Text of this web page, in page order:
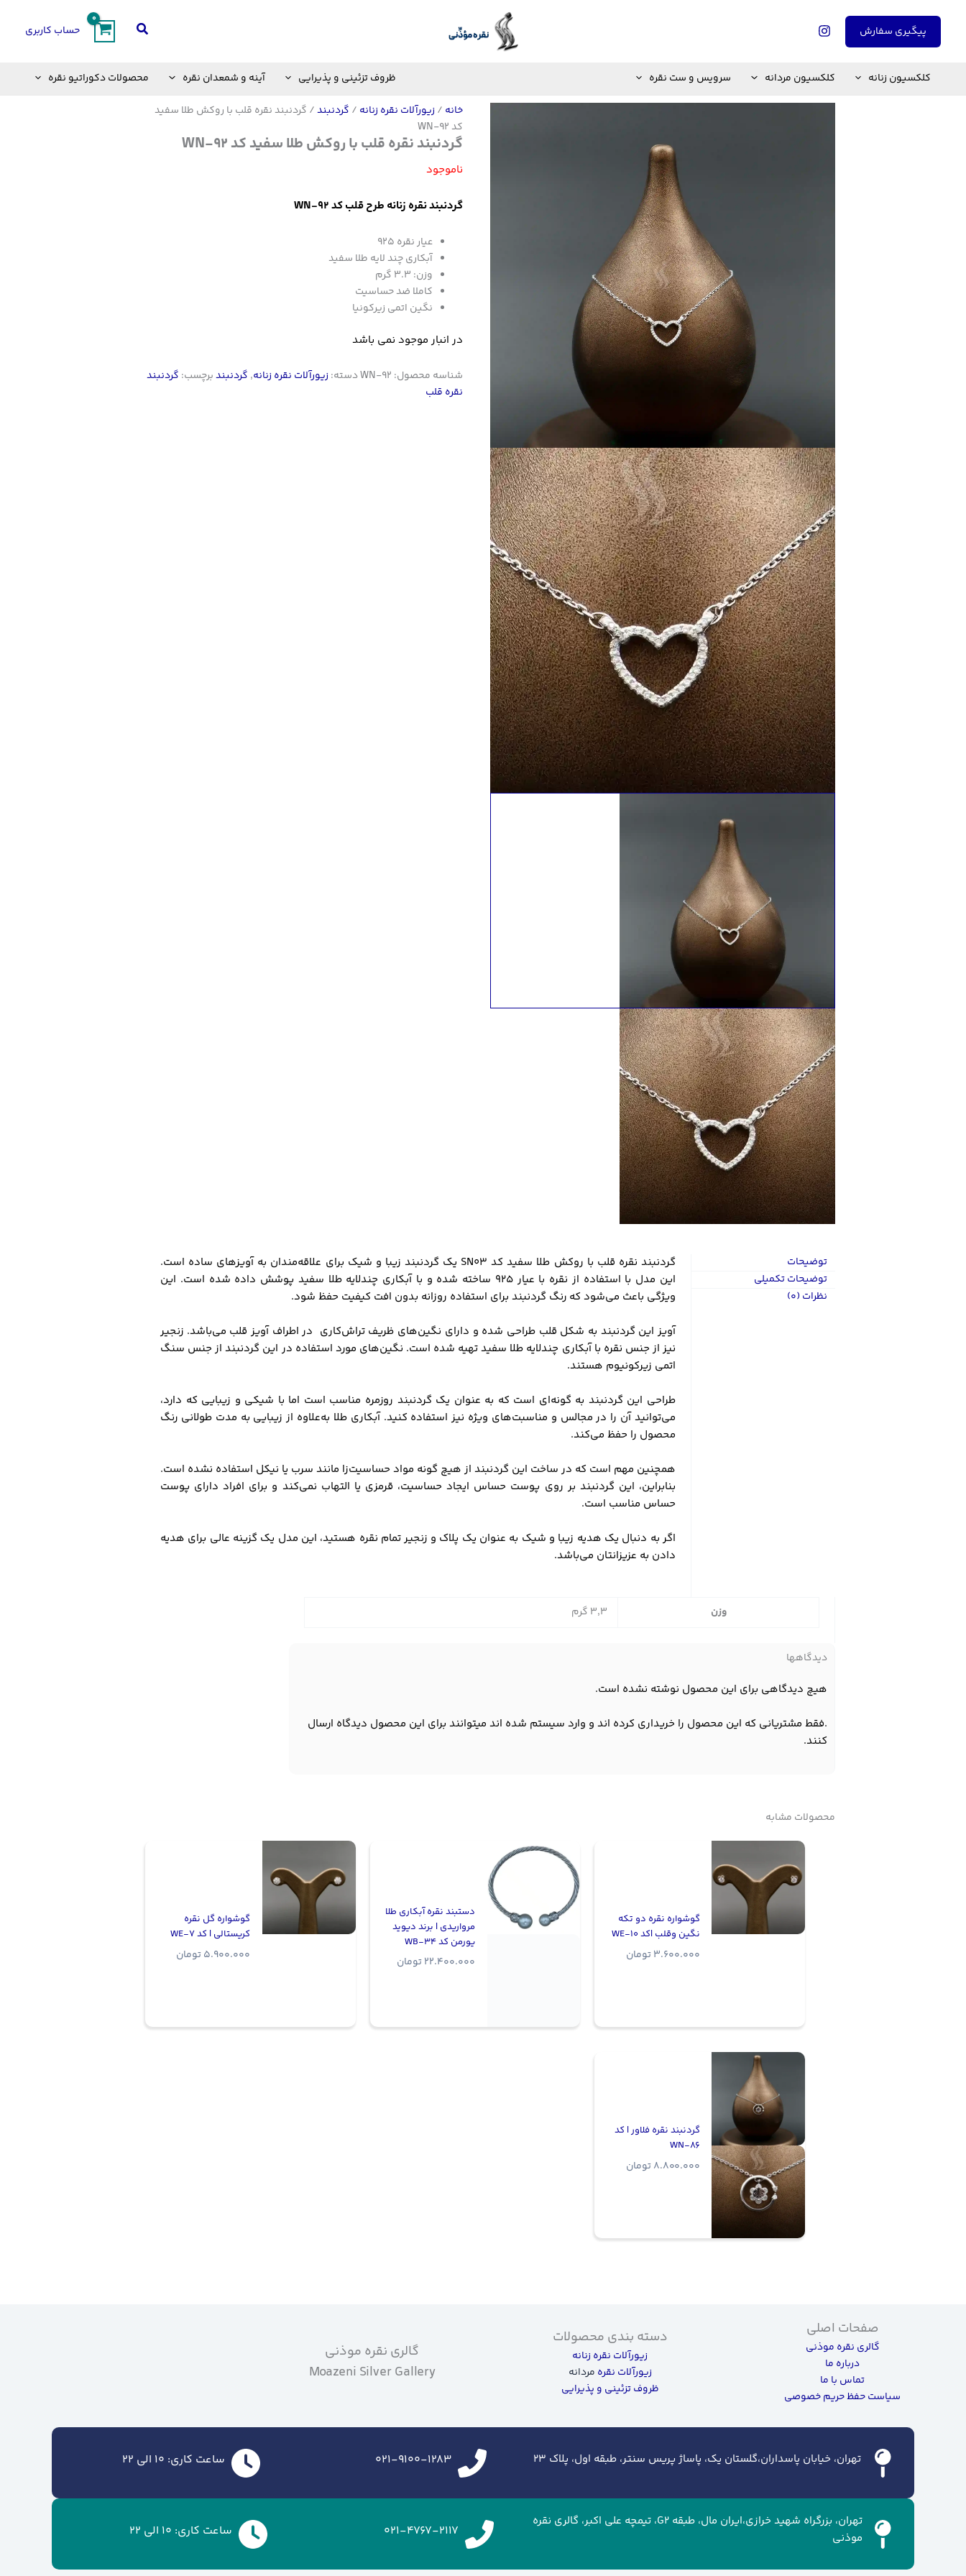
پیگیری سفارش جستجو حساب کاربری
کلکسیون زنانه کلکسیون مردانه سرویس و ست نقره ظروف تزئینی و پذیرایی آینه و شمعدان نقره محصولات دکوراتیو نقره
خانه / زیورآلات نقره زنانه / گردنبند/ گردنبند نقره قلب با روکش طلا سفید
کد WN-92
گردنبند نقره قلب با روکش طلا سفید کد WN-92
ناموجود
گردنبند نقره زنانه طرح قلب کد WN-92
عیار نقره 925
آبکاری چند لایه طلا سفید
وزن: 3.3 گرم
کاملا ضد حساسیت
نگین اتمی زیرکونیا
در انبار موجود نمی باشد
شناسه محصول: WN-92دسته: زیورآلات نقره زنانه, گردنبندبرچسب: گردنبند
نقره قلب
توضیحات
توضیحات تکمیلی
نظرات (0)
گردنبند نقره قلب با روکش طلا سفید کد SN03 یک گردنبند زیبا و شیک برای علاقه‌مندان به آویز‌های ساده است.
این مدل با استفاده از نقره با عیار 925 ساخته شده و با آبکاری چندلایه طلا سفید پوشش داده شده است. این
ویژگی باعث می‌شود که رنگ گردنبند برای استفاده روزانه بدون افت کیفیت حفظ شود.
آویز این گردنبند به شکل قلب طراحی شده و دارای نگین‌های ظریف تراش‌کاری در اطراف آویز قلب می‌باشد. زنجیر
نیز از جنس نقره با آبکاری چندلایه طلا سفید تهیه شده است. نگین‌های مورد استفاده در این گردنبند از جنس سنگ
اتمی زیرکونیوم هستند.
طراحی این گردنبند به گونه‌ای است که به عنوان یک گردنبند روزمره مناسب است اما با شیکی و زیبایی که دارد،
می‌توانید آن را در مجالس و مناسبت‌های ویژه نیز استفاده کنید. آبکاری طلا به‌علاوه از زیبایی به مدت طولانی رنگ
محصول را حفظ می‌کند.
همچنین مهم است که در ساخت این گردنبند از هیچ گونه مواد حساسیت‌زا مانند سرب یا نیکل استفاده نشده است.
بنابراین، این گردنبند بر روی پوست حساس ایجاد حساسیت، قرمزی یا التهاب نمی‌کند و برای افراد دارای پوست
حساس مناسب است.
اگر به دنبال یک هدیه زیبا و شیک به عنوان یک پلاک و زنجیر تمام نقره هستید، این مدل یک گزینه عالی برای هدیه
دادن به عزیزانتان می‌باشد.
وزن 3,3 گرم
دیدگاهها
هیچ دیدگاهی برای این محصول نوشته نشده است.
.فقط مشتریانی که این محصول را خریداری کرده اند و وارد سیستم شده اند میتوانند برای این محصول دیدگاه ارسال
کنند.
محصولات مشابه
گوشواره نقره دو تکه
نگین وقلب |‌کد WE-10
3.600.000تومان
دستبند نقره آبکاری طلا
مرواریدی | برند دیوید
یورمن کد WB-34
22.400.000تومان
گوشواره گل نقره
کریستالی | کد WE-7
5.900.000تومان
گردنبند نقره فلاور | کد
WN-86
8.800.000تومان
صفحات اصلی
گالری نقره موذنی
درباره ما
تماس با ما
سیاست حفظ حریم خصوصی
دسته بندی محصولات
زیورآلات نقره زنانه
زیورآلات نقره مردانه
ظروف تزئینی و پذیرایی
گالری نقره موذنی
Moazeni Silver Gallery
تهران، خیابان پاسداران،گلستان یک، پاساژ پریس سنتر، طبقه اول، پلاک ۲۳ 021-9100-1283 ساعت کاری: 10 الی 22
تهران، بزرگراه شهید خرازی،ایران مال، طبقه G2، تیمچه علی اکبر، گالری نقره
موذنی
021-4767-2117 ساعت کاری: 10 الی 22